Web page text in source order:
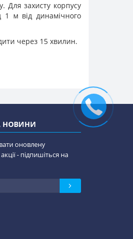
Для захисту корпусу
1 м від динамічного
через 15 хвилин.
НОВИНИ
оновлену
- підпишіться на